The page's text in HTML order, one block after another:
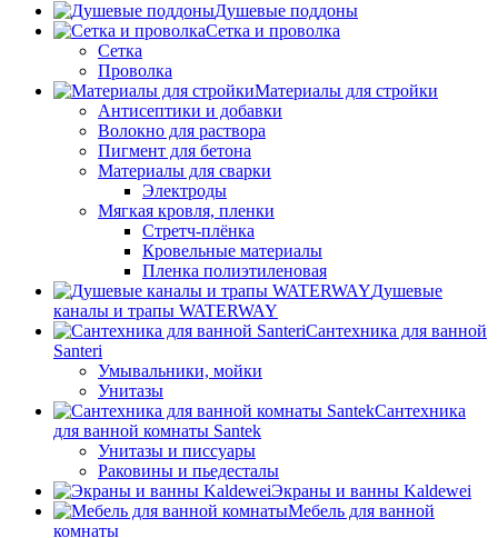
Душевые поддоны
Сетка и проволка
Сетка
Проволка
Материалы для стройки
Антисептики и добавки
Волокно для раствора
Пигмент для бетона
Материалы для сварки
Электроды
Мягкая кровля, пленки
Стретч-плёнка
Кровельные материалы
Пленка полиэтиленовая
Душевые
каналы и трапы WATERWAY
Сантехника для ванной
Santeri
Умывальники, мойки
Унитазы
Сантехника
для ванной комнаты Santek
Унитазы и писсуары
Раковины и пьедесталы
Экраны и ванны Kaldewei
Мебель для ванной
комнаты